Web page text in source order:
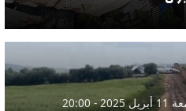
- 20:00